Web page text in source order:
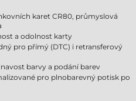
karet CR80, průmyslová
a odolnost karty
pro přímý (DTC) i retransferový
barvy a podání barev
pro plnobarevný potisk po